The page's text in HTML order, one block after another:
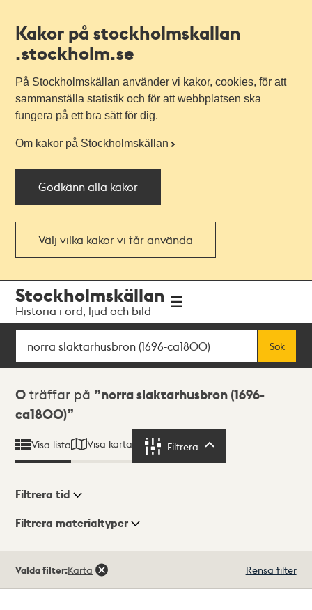
Kakor på stockholmskallan
.stockholm.se
På Stockholmskällan använder vi kakor, cookies, för att
sammanställa statistik och för att webbplatsen ska
fungera på ett bra sätt för dig.
Om kakor på Stockholmskällan
Godkänn alla kakor
Välj vilka kakor vi får använda
navigationen
huvudinnehållet
Stockholmskällan
Historia i ord, ljud och bild
Sök
Sök
Sökresultat
0 träffar på
norra slaktarhusbron (1696-
ca1800)
Visa lista Visa karta Filtrera
Visningsläge
Filtrera tid
Filtrera materialtyper
träffar
Valda filter:Karta Rensa filter